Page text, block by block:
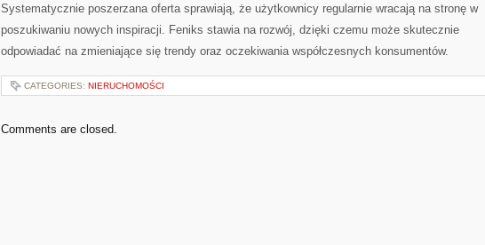
Systematycznie poszerzana oferta sprawiają, że użytkownicy regularnie wracają na stronę w
poszukiwaniu nowych inspiracji. Feniks stawia na rozwój, dzięki czemu może skutecznie
odpowiadać na zmieniające się trendy oraz oczekiwania współczesnych konsumentów.
CATEGORIES: NIERUCHOMOŚCI
Comments are closed.